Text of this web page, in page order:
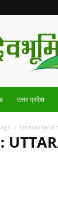
उत्तर प्रदेश
Uttarakhand